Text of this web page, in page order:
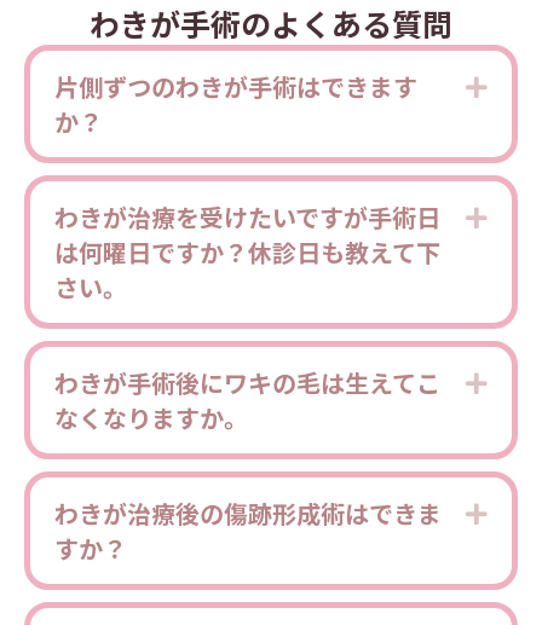
わきが手術のよくある質問
片側ずつのわきが手術はできます
か？
わきが治療を受けたいですが手術日
は何曜日ですか？休診日も教えて下
さい。
わきが手術後にワキの毛は生えてこ
なくなりますか。
わきが治療後の傷跡形成術はできま
すか？